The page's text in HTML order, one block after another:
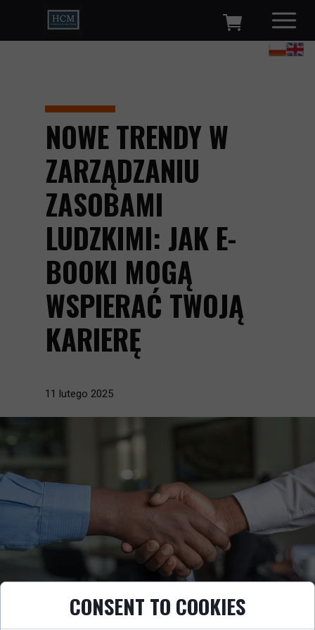
NOWE TRENDY W
ZARZĄDZANIU
ZASOBAMI
LUDZKIMI: JAK E-
BOOKI MOGĄ
WSPIERAĆ TWOJĄ
KARIERĘ
11 lutego 2025
CONSENT TO COOKIES